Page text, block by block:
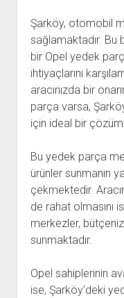
Şarköy, otomobil
sağlamaktadır. Bu
bir Opel yedek
ihtiyaçlarını
aracınızda bir
parça varsa,
için ideal bir
Bu yedek parça
ürünler sunmanın
çekmektedir.
de rahat olmasını
merkezler,
sunmaktadır.
Opel sahiplerinin
ise, Şarköy'deki